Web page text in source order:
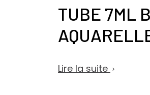
TUBE 7ML
Lire la suite 